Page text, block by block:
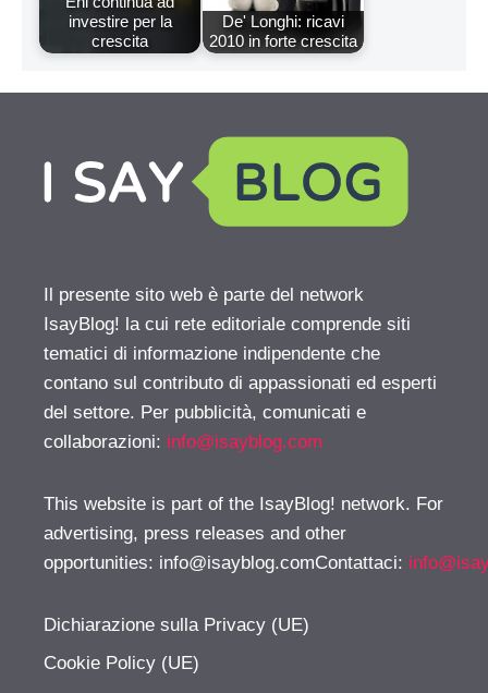
investire per la
crescita
De' Longhi: ricavi
2010 in forte crescita
Il presente sito web è parte del network
IsayBlog! la cui rete editoriale comprende siti
tematici di informazione indipendente che
contano sul contributo di appassionati ed esperti
del settore. Per pubblicità, comunicati e
collaborazioni: info@isayblog.com
This website is part of the IsayBlog! network. For
advertising, press releases and other
opportunities: info@isayblog.comContattaci:
Dichiarazione sulla Privacy (UE)
Cookie Policy (UE)